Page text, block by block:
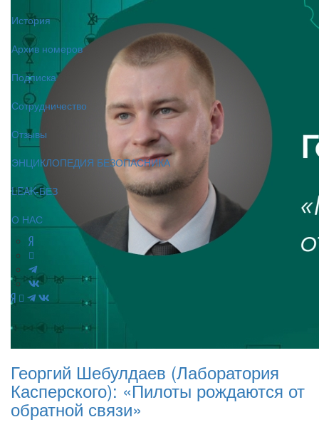
История
Архив номеров
Подписка
Сотрудничество
Отзывы
ЭНЦИКЛОПЕДИЯ БЕЗОПАСНИКА
LEAK-БЕЗ
О НАС
Георгий Шебулдаев (Лаборатория
Касперского): «Пилоты рождаются от
обратной связи»